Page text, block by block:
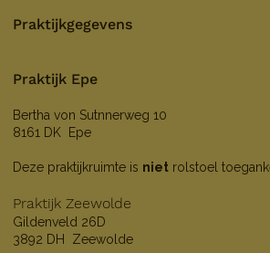
Praktijkgegevens
Praktijk Epe
Bertha von Sutnnerweg 10
8161 DK Epe
Deze praktijkruimte is nietrolstoel
Praktijk Zeewolde
Gildenveld 26D
3892 DH Zeewolde